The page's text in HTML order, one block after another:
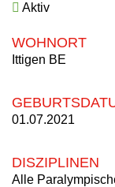
Aktiv
WOHNORT
Ittigen BE
01.07.2021
DISZIPLINEN
Alle